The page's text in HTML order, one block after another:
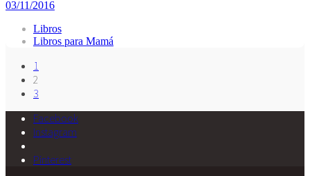
03/11/2016
Libros
Libros para Mamá
1
2
3
Facebook
Instagram
Pinterest